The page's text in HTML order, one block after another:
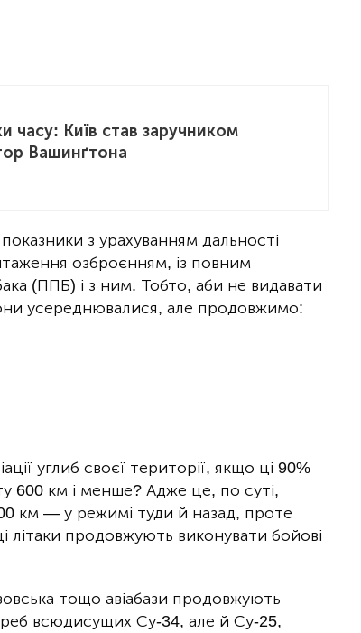
часу: Київ став заручником
Вашинґтона
з урахуванням дальності
озброєнням, із повним
(ППБ) і з ним. Тобто, аби не видавати
усереднювалися, але продовжимо:
углиб своєї території, якщо ці 90%
600 км і менше? Адже це, по суті,
км — у режимі туди й назад, проте
літаки продовжують виконувати бойові
тощо авіабази продовжують
всюдисущих Су-34, але й Су-25,